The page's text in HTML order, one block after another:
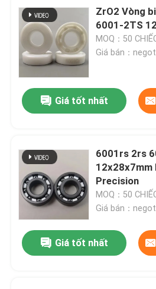
ZrO2 Vòng
6001-2TS
MOQ：50
Giá bán：
Giá tốt nhất
6001rs 2rs
12x28x7mm
Precision
MOQ：50
Giá bán：
Giá tốt nhất